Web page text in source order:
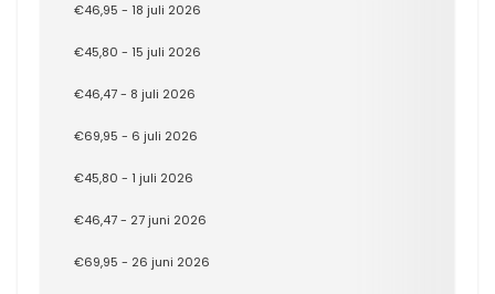
€46,95 - 18 juli 2026
€45,80 - 15 juli 2026
€46,47 - 8 juli 2026
€69,95 - 6 juli 2026
€45,80 - 1 juli 2026
€46,47 - 27 juni 2026
€69,95 - 26 juni 2026